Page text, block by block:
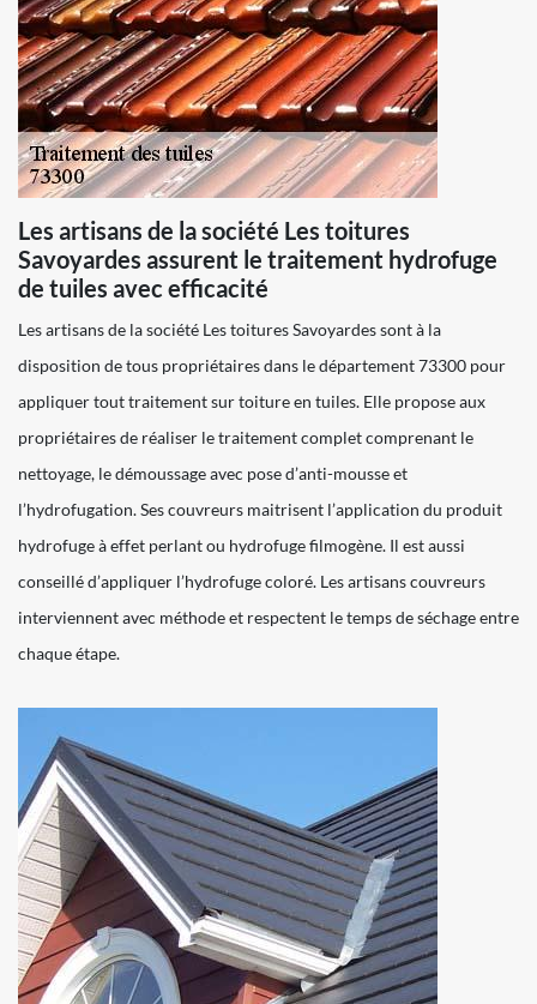
Les artisans de la société Les toitures
Savoyardes assurent le traitement hydrofuge
de tuiles avec efficacité
Les artisans de la société Les toitures Savoyardes sont à la
disposition de tous propriétaires dans le département 73300 pour
appliquer tout traitement sur toiture en tuiles. Elle propose aux
propriétaires de réaliser le traitement complet comprenant le
nettoyage, le démoussage avec pose d’anti-mousse et
l’hydrofugation. Ses couvreurs maitrisent l’application du produit
hydrofuge à effet perlant ou hydrofuge filmogène. Il est aussi
conseillé d’appliquer l’hydrofuge coloré. Les artisans couvreurs
interviennent avec méthode et respectent le temps de séchage entre
chaque étape.